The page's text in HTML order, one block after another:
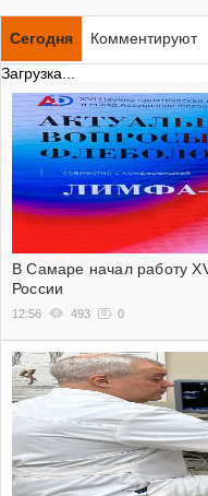
Сегодня Комментируют
Загрузка...
В Самаре начал работу
России
12:56 493 0